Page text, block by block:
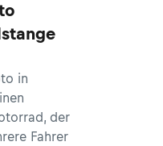
in
der
Fahrer